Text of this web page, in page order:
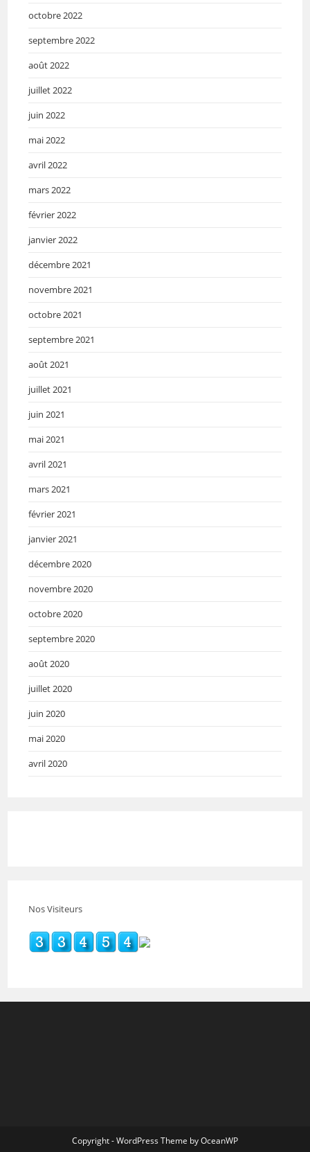
octobre 2022
septembre 2022
août 2022
juillet 2022
juin 2022
mai 2022
avril 2022
mars 2022
février 2022
janvier 2022
décembre 2021
novembre 2021
octobre 2021
septembre 2021
août 2021
juillet 2021
juin 2021
mai 2021
avril 2021
mars 2021
février 2021
janvier 2021
décembre 2020
novembre 2020
octobre 2020
septembre 2020
août 2020
juillet 2020
juin 2020
mai 2020
avril 2020
Nos Visiteurs
Copyright - WordPress Theme by OceanWP